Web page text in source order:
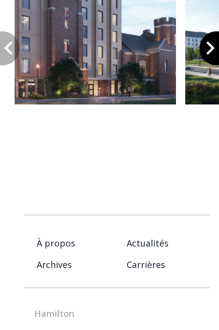
À propos
Actualités
Archives
Carrières
Hamilton